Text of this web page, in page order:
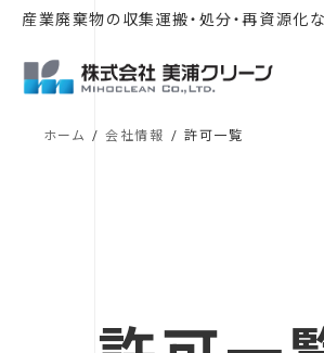
産業廃棄物の収集運搬・処分・再資源化
ホーム 会社情報 許可一覧